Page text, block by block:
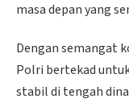
masa depan yang
Dengan semangat
Polri bertekad
stabil di tengah